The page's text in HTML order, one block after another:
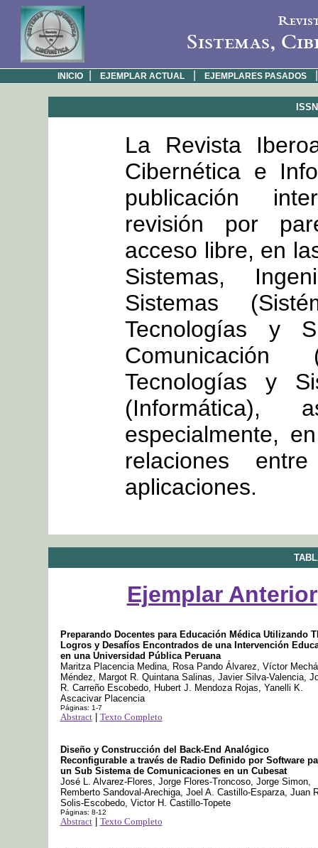
Sistemas,
INICIO EJEMPLAR ACTUAL EJEMPLARES PASADOS
La Revista
Cibernética e
publicación
revisión por
acceso libre, en
Sistemas,
Sistemas
Tecnologías y
Tecnologías y
especialmente,
relaciones
aplicaciones.
Ejemplar Anterior
Preparando Docentes para Educación Médica Utilizando
Logros y Desafíos Encontrados de una Intervención
en una Universidad Pública Peruana
Maritza Placencia Medina, Rosa Pando Álvarez, Víctor
Méndez, Margot R. Quintana Salinas, Javier Silva-Valencia,
R. Carreño Escobedo, Hubert J. Mendoza Rojas, Yanelli K.
Ascacivar Placencia
Páginas: 1-7
Abstract| Texto Completo
Diseño y Construcción del Back-End Analógico
Reconfigurable a través de Radio Definido por Software
un Sub Sistema de Comunicaciones en un Cubesat
José L. Alvarez-Flores, Jorge Flores-Troncoso, Jorge Simon,
Remberto Sandoval-Arechiga, Joel A. Castillo-Esparza, Juan
Solis-Escobedo, Victor H. Castillo-Topete
Páginas: 8-12
Abstract| Texto Completo